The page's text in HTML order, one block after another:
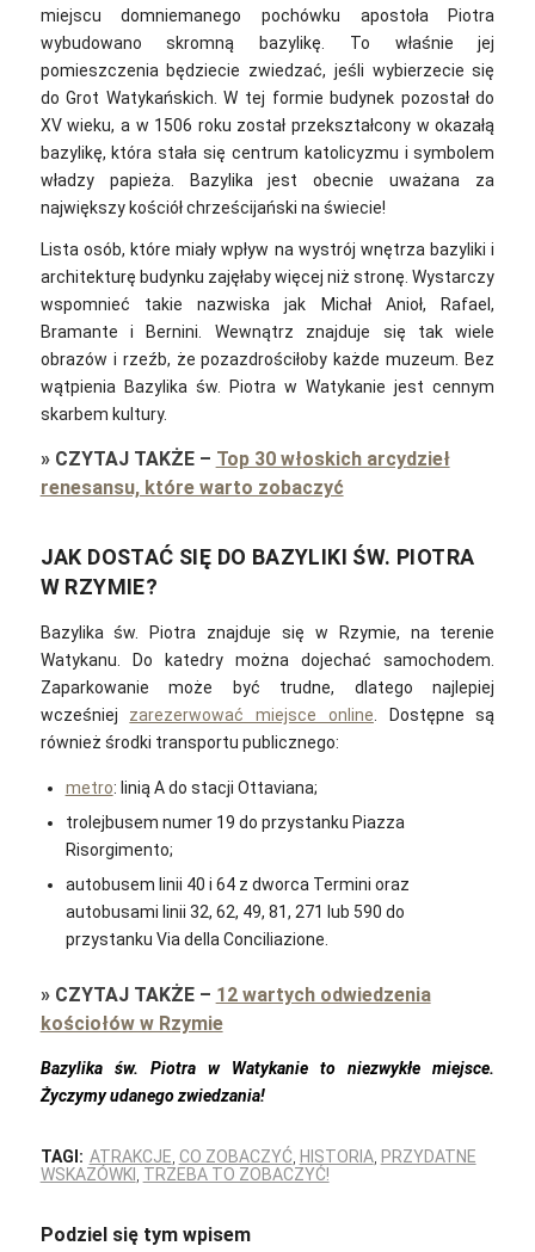
miejscu domniemanego pochówku apostoła Piotra
wybudowano skromną bazylikę. To właśnie jej
pomieszczenia będziecie zwiedzać, jeśli wybierzecie się
do Grot Watykańskich. W tej formie budynek pozostał do
XV wieku, a w 1506 roku został przekształcony w okazałą
bazylikę, która stała się centrum katolicyzmu i symbolem
władzy papieża. Bazylika jest obecnie uważana za
największy kościół chrześcijański na świecie!
Lista osób, które miały wpływ na wystrój wnętrza bazyliki i
architekturę budynku zajęłaby więcej niż stronę. Wystarczy
wspomnieć takie nazwiska jak Michał Anioł, Rafael,
Bramante i Bernini. Wewnątrz znajduje się tak wiele
obrazów i rzeźb, że pozazdrościłoby każde muzeum. Bez
wątpienia Bazylika św. Piotra w Watykanie jest cennym
skarbem kultury.
» CZYTAJ TAKŻE– Top 30 włoskich arcydzieł
renesansu, które warto zobaczyć
JAK DOSTAĆ SIĘ DO BAZYLIKI ŚW. PIOTRA
W RZYMIE?
Bazylika św. Piotra znajduje się w Rzymie, na terenie
Watykanu. Do katedry można dojechać samochodem.
Zaparkowanie może być trudne, dlatego najlepiej
wcześniej zarezerwować miejsce online.
Dostępne są
również środki transportu publicznego:
metro: linią A do stacji Ottaviana;
trolejbusem numer 19 do przystanku Piazza
Risorgimento;
autobusem linii 40 i 64 z dworca Termini oraz
autobusami linii 32, 62, 49, 81, 271 lub 590 do
przystanku Via della Conciliazione.
» CZYTAJ TAKŻE– 12 wartych odwiedzenia
kościołów w Rzymie
Bazylika św. Piotra w Watykanie to niezwykłe miejsce.
Życzymy udanego zwiedzania!
TAGI: ATRAKCJE CO ZOBACZYĆ HISTORIA, PRZYDATNE
WSKAZÓWKI
TRZEBA TO ZOBACZYĆ!
Podziel się tym wpisem